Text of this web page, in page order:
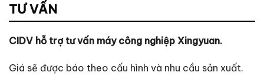
TƯ VẤN
CIDV hỗ trợ tư vấn máy công nghiệp Xingyuan.
Giá sẽ được báo theo cấu hình và nhu cầu sản xuất.